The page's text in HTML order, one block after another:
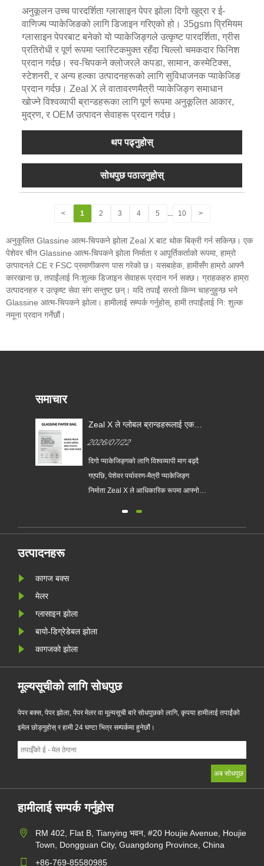
अनुकूलन उच्च पारदर्शिता ग्लासाइन पेपर झोला दिगो खुद्रा र ई-
वाणिज्य प्याकेजिङको लागि डिजाइन गरिएको हो। 35gsm प्रिमियम
ग्लासाइन पेपरबाट बनेको यो प्याकेजिङ्गले उत्कृष्ट पारदर्शिता, ग्रीस
प्रतिरोधी र पूर्ण रूपमा प्लास्टिकमुक्त रहँदा चिल्लो चमकदार फिनिश
प्रदान गर्दछ। स्व-चिपकने क्लोजरले कपडा, सामान, कस्मेटिक्स,
स्टेशनरी, र अन्य हल्का उत्पादनहरूको लागि सुविधाजनक प्याकेजिङ
प्रदान गर्दछ। Zeal X ले वातावरणमैत्री प्याकेजिङ्ग समाधान
खोज्ने विश्वव्यापी ब्रान्डहरूका लागि पूर्ण रूपमा अनुकूलित आकार,
मुद्रण, र OEM उत्पादन सेवाहरू प्रदान गर्दछ।
थप पढ्नुहोस्
सोधपुछ पठाउनुहोस्
< 1 2 3 4 5 ... 10 >
अनुकूलित Glassine आत्म-चिपकने झोला Zeal X बाट थोक बिक्री गर्न सकिन्छ। एक
पेशेवर चीन Glassine आत्म-चिपकने झोला निर्माता र आपूर्तिकर्ताको रूपमा, हाम्रो
उत्पादनले CE र FSC प्रमाणीकरण पास गरेको छ। यसबाहेक, हामीसँग हाम्रो आफ्नै
कारखाना छ, तपाईंलाई निःशुल्क डिजाइन सेवाहरू प्रदान गर्न सक्छ। ग्राहकहरु हाम्रा
उत्पादनहरु र उत्कृष्ट सेवा संग सन्तुष्ट छन्। यदि तपाईं सस्तो किन्न चाहनुहुन्छ भने
Glassine आत्म-चिपकने झोला। हामीलाई सम्पर्क गर्नुहोस्, हामी तपाईंलाई नि: शुल्क
नमूना प्रदान गर्नेछौं।
समाचार
Zeal X ले ग्लोबल ब्रान्डहरूलाई एकल-
गर्न मद्दत गर्न कस्टम ग्लासाइन पेपर
ब्यागहरू लन्च गर्‍यो
2026/07/22
दिगो प्याकेजिङ्गको लागि विश्वव्यापी माग बढ्दै
गएपछि, पेशेवर पर्यावरण-मैत्री प्याकेजिङ्ग
निर्माता Zeal X ले आधिकारिक रूपमा आफ्नो
झोलाहरूको प्रिमियम विकल्पको रूपमा डिजाइन
उत्पादनहरू
कागज बक्स
मेलर
ग्लासाइन झोला
बायो-डिग्रेडेबल झोला
कागजको झोला
मूल्यसूचीको लागि सोधपुछ
पेपर बक्स, पेपर झोला, पेपर मेलर वा मूल्यसूची बारे सोधपुछको लागि, कृपया हामीलाई तपाईंको
इमेल छोड्नुहोस् र हामी 24 घण्टा भित्र सम्पर्कमा हुनेछौं।
हामीलाई सम्पर्क गर्नुहोस
RM 402, Flat B, Tianying भवन, #20 Houjie Avenue, Houjie
Town, Dongguan City, Guangdong Province, China
+86-769-85580985